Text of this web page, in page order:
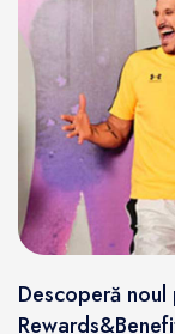
Descoperă